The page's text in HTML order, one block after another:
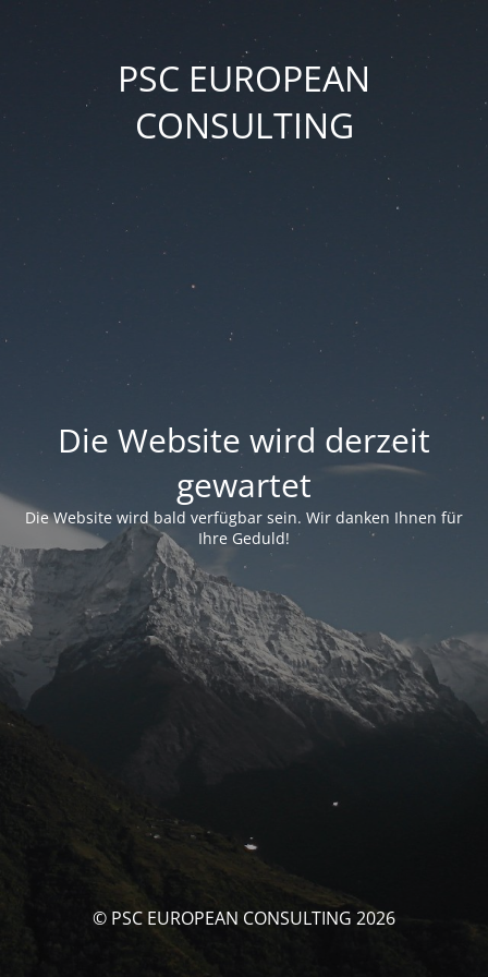
PSC EUROPEAN
CONSULTING
Die Website wird derzeit
gewartet
Die Website wird bald verfügbar sein. Wir danken Ihnen für
Ihre Geduld!
© PSC EUROPEAN CONSULTING 2026